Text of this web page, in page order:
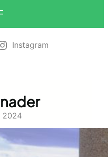
Instagram
2024